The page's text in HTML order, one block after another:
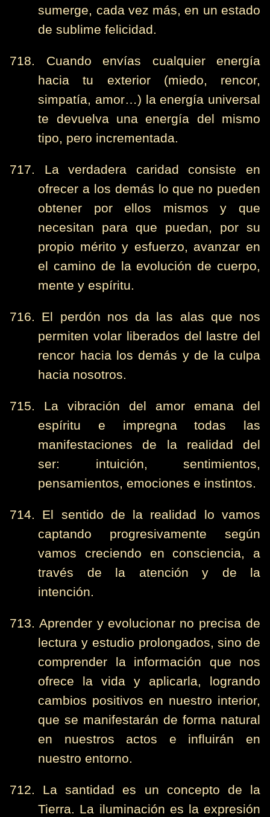
sumerge, cada vez más, en un estado
de sublime felicidad.
718. Cuando envías cualquier energía
hacia tu exterior (miedo, rencor,
simpatía, amor…) la energía universal
te devuelva una energía del mismo
tipo, pero incrementada.
717. La verdadera caridad consiste en
ofrecer a los demás lo que no pueden
obtener por ellos mismos y que
necesitan para que puedan, por su
propio mérito y esfuerzo, avanzar en
el camino de la evolución de cuerpo,
mente y espíritu.
716. El perdón nos da las alas que nos
permiten volar liberados del lastre del
rencor hacia los demás y de la culpa
hacia nosotros.
715. La vibración del amor emana del
espíritu e impregna todas las
manifestaciones de la realidad del
ser: intuición, sentimientos,
pensamientos, emociones e instintos.
714. El sentido de la realidad lo vamos
captando progresivamente según
vamos creciendo en consciencia, a
través de la atención y de la
intención.
713. Aprender y evolucionar no precisa de
lectura y estudio prolongados, sino de
comprender la información que nos
ofrece la vida y aplicarla, logrando
cambios positivos en nuestro interior,
que se manifestarán de forma natural
en nuestros actos e influirán en
nuestro entorno.
712. La santidad es un concepto de la
Tierra. La iluminación es la expresión